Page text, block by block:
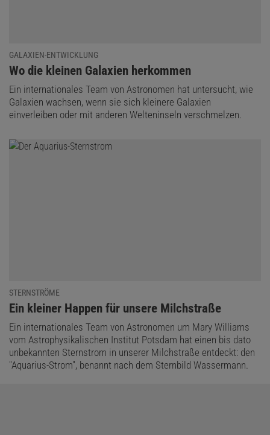
GALAXIEN-ENTWICKLUNG
:
Wo die kleinen Galaxien herkommen
Ein internationales Team von Astronomen hat untersucht, wie
Galaxien wachsen, wenn sie sich kleinere Galaxien
einverleiben oder mit anderen Welteninseln verschmelzen.
STERNSTRÖME
:Ein kleiner Happen für unsere Milchstraße
Ein internationales Team von Astronomen um Mary Williams
vom Astrophysikalischen Institut Potsdam hat einen bis dato
unbekannten Sternstrom in unserer Milchstraße entdeckt: den
"Aquarius-Strom", benannt nach dem Sternbild Wassermann.